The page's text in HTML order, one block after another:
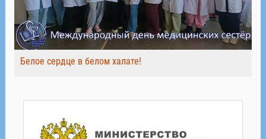
Белое сердце в белом халате!